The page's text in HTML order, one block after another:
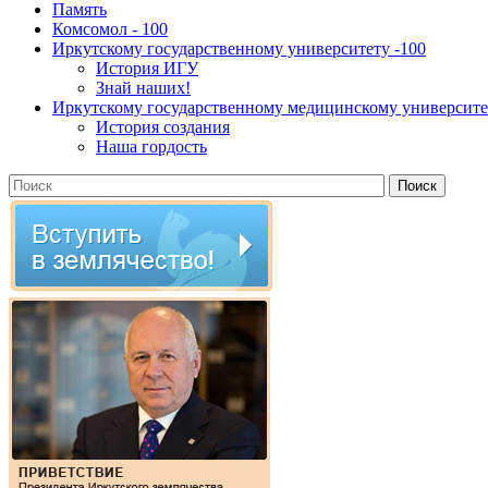
Память
Комсомол - 100
Иркутскому государственному университету -100
История ИГУ
Знай наших!
Иркутскому государственному медицинскому
История создания
Наша гордость